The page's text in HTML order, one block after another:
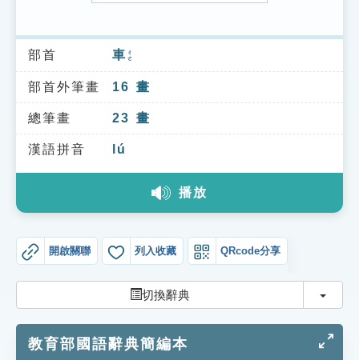
索引選單
知識索引
單字索引
生命大百科索引
教學應用
貓頭鷹博士
部首 車 ㄔㄜ
部首外筆畫 16 畫
總筆畫 23 畫
漢語拼音 lú
播放
開啟關聯 列入收藏 QRcode分享
切換辭典 切換
教育部國語辭典簡編本